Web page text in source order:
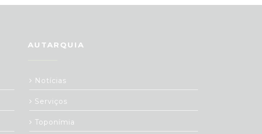
AUTARQUIA
Notícias
Serviços
Toponímia